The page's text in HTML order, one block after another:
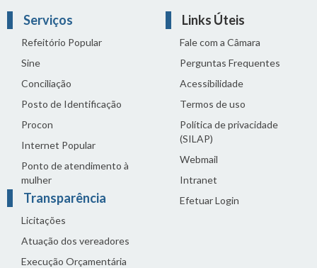
Serviços
Refeitório Popular
Sine
Conciliação
Posto de Identificação
Procon
Internet Popular
Ponto de atendimento à
mulher
Transparência
Licitações
Atuação dos vereadores
Execução Orçamentária
Links Úteis
Fale com a Câmara
Perguntas Frequentes
Acessibilidade
Termos de uso
Política de privacidade
(SILAP)
Webmail
Intranet
Efetuar Login